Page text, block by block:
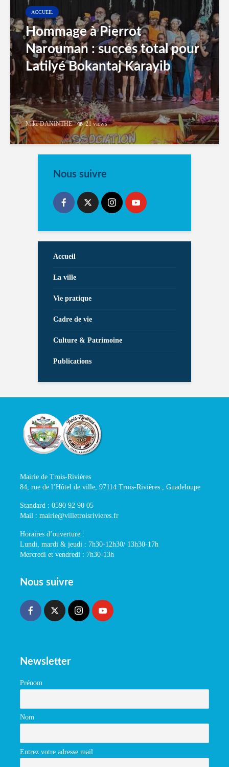
ACCUEIL
Hommage à Pierrot
Narouman : succés total pour
Latilyé Bokantaj Karayib
Mike DANINTHE 21 views
Nous suivre
Accueil
La ville
Vie pratique
Cadre de vie
Culture & Patrimoine
Publications
Mairie de Trois-Rivières
84, rue de l’Hôtel de ville, 97114 Trois-Rivières , Guadeloupe
Standard : 0590 92 90 05
Mail : mairie@villetroisrivieres.fr
Horaires d’ouverture :
Lundi, mardi & jeudi : 7h30-12h30/ 13h30-17h
Mercredi et vendredi : 7h30-13h
Nous suivre
Newsletter
Prénom
Nom
Entrez votre adresse mail